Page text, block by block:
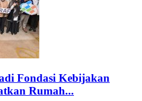
Fondasi Kebijakan
Rumah...